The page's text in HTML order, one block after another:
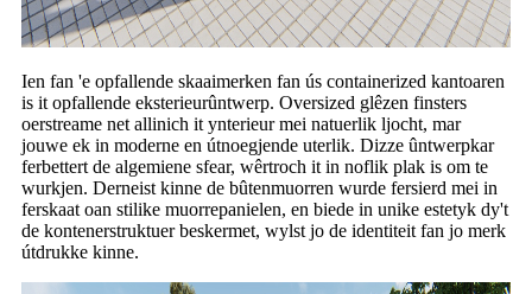
Ien fan 'e opfallende skaaimerken fan ús containerized kantoaren
is it opfallende eksterieurûntwerp. Oversized glêzen finsters
oerstreame net allinich it ynterieur mei natuerlik ljocht, mar
jouwe ek in moderne en útnoegjende uterlik. Dizze ûntwerpkar
ferbettert de algemiene sfear, wêrtroch it in noflik plak is om te
wurkjen. Derneist kinne de bûtenmuorren wurde fersierd mei in
ferskaat oan stilike muorrepanielen, en biede in unike estetyk dy't
de kontenerstruktuer beskermet, wylst jo de identiteit fan jo merk
útdrukke kinne.